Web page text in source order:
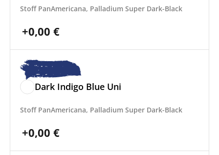
Stoff PanAmericana, Palladium Super Dark-Black
+0,00 €
Dark Indigo Blue Uni
Stoff PanAmericana, Palladium Super Dark-Black
+0,00 €